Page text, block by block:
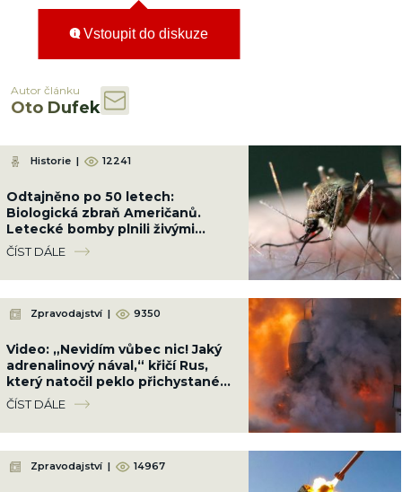
Vstoupit do diskuze
Autor článku
Oto Dufek
Historie | 12241
Odtajněno po 50 letech:
Biologická zbraň Američanů.
Letecké bomby plnili živými
komáry a shazovali je na
obydlené čtvrti
ČÍST DÁLE
Zpravodajství | 9350
Video: „Nevidím vůbec nic! Jaký
adrenalinový nával,“ křičí Rus,
který natočil peklo přichystané
Ukrajinci cestou na Krym
ČÍST DÁLE
Zpravodajství | 14967